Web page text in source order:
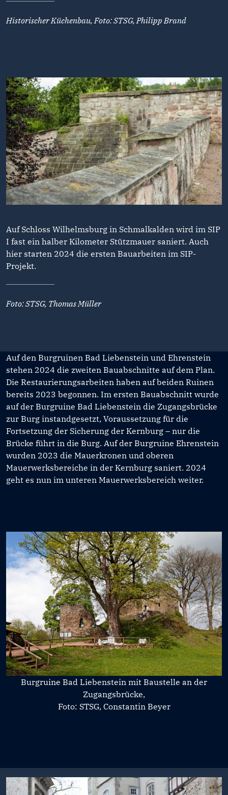
Historischer Küchenbau, Foto: STSG, Philipp Brand
Auf Schloss Wilhelmsburg in Schmalkalden wird im SIP
I fast ein halber Kilometer Stützmauer saniert. Auch
hier starten 2024 die ersten Bauarbeiten im SIP-
Projekt.
Foto: STSG, Thomas Müller
Auf den Burgruinen Bad Liebenstein und Ehrenstein
stehen 2024 die zweiten Bauabschnitte auf dem Plan.
Die Restaurierungsarbeiten haben auf beiden Ruinen
bereits 2023 begonnen. Im ersten Bauabschnitt wurde
auf der Burgruine Bad Liebenstein die Zugangsbrücke
zur Burg instandgesetzt, Voraussetzung für die
Fortsetzung der Sicherung der Kernburg – nur die
Brücke führt in die Burg. Auf der Burgruine Ehrenstein
wurden 2023 die Mauerkronen und oberen
Mauerwerksbereiche in der Kernburg saniert. 2024
geht es nun im unteren Mauerwerksbereich weiter.
Burgruine Bad Liebenstein mit Baustelle an der
Zugangsbrücke,
Foto: STSG, Constantin Beyer